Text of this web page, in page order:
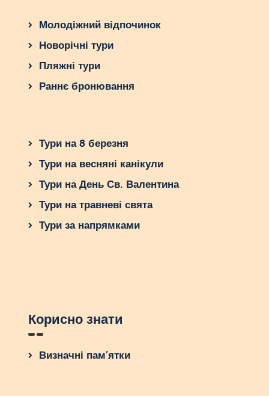
Молодіжний відпочинок
Новорічні тури
Пляжні тури
Раннє бронювання
Тури на 8 березня
Тури на весняні канікули
Тури на День Св. Валентина
Тури на травневі свята
Тури за напрямками
Корисно знати
Визначні пам’ятки